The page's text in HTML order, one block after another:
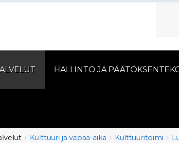
HALLINTO JA
Kulttuuri ja vapaa-aika Kulttuuritoimi